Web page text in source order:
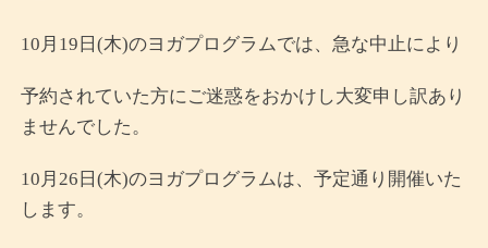
10月19日(木)のヨガプログラムでは、急な中止により
予約されていた方にご迷惑をおかけし大変申し訳あり
ませんでした。
10月26日(木)のヨガプログラムは、予定通り開催いた
します。